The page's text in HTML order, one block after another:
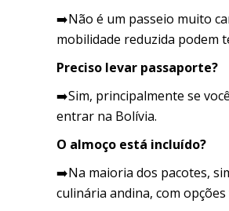
➡️Não é um passeio muito
mobilidade reduzida podem
Preciso levar passaporte?
➡️Sim, principalmente se
entrar na Bolívia.
O almoço está incluído?
➡️Na maioria dos pacotes,
culinária andina, com